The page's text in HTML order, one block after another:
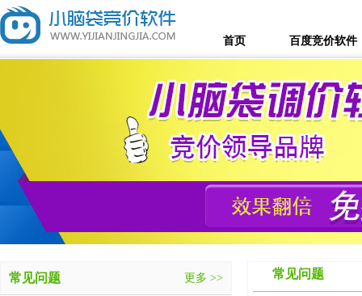
首页 百度竞价软件
常见问题
常见问题 更多 >>